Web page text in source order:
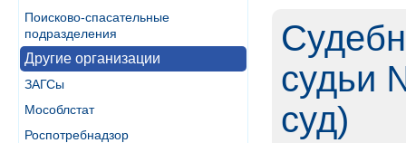
Поисково-спасательные
подразделения
Другие организации
ЗАГСы
Мособлстат
Роспотребнадзор
судьи
суд)